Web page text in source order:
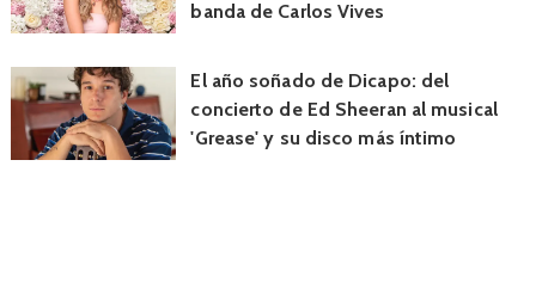
banda de Carlos Vives
El año soñado de Dicapo: del
concierto de Ed Sheeran al musical
'Grease' y su disco más íntimo